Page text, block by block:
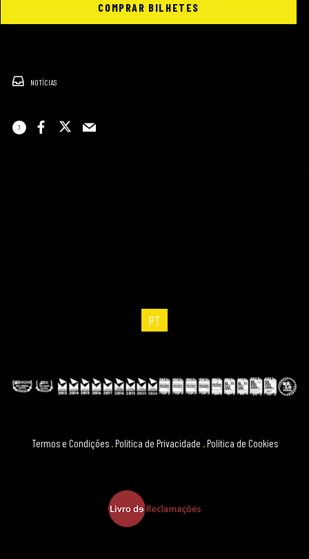
COMPRAR BILHETES
NOTÍCIAS
7
PT
Termos e Condições .Política de Privacidade .Política de Cookies